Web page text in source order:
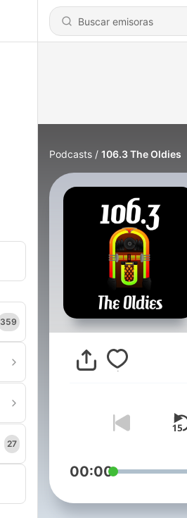
359
27
Podcasts 106.3 The Oldies
00:00